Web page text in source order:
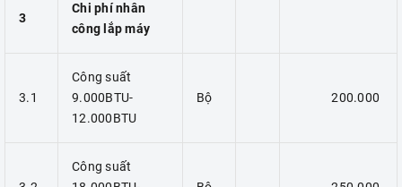
3
Chi phí nhân
công lắp máy
3.1
Công suất
9.000BTU-
12.000BTU
Bộ 200.000
Công suất